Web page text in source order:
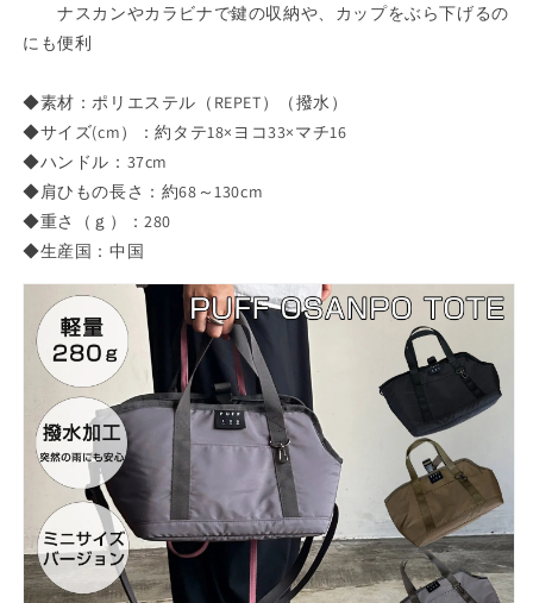
ュ
ア
撥
水
加
工】
の
数
を
減
ら
す
ュ
撥
水
加
工】
の
を
増
や
す
ナスカンやカラビナで鍵の収納や、カップをぶら下げるの
にも便利
◆素材：ポリエステル（REPET）（撥水）
◆サイズ(cm）：約タテ18×ヨコ33×マチ16
◆ハンドル：37cm
◆肩ひもの長さ：約68～130cm
◆重さ（ｇ）：280
◆生産国：中国